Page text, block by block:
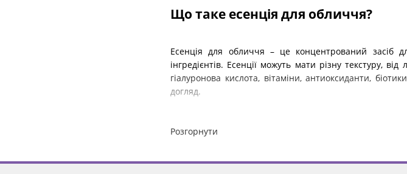
Що таке есенція для обличчя?
Есенція для обличчя – це концентрований засіб
інгредієнтів. Есенції можуть мати різну текстуру,
гіалуронова кислота, вітаміни, антиоксиданти,
догляд.
Чим есенція відрізняється від
Розгорнути